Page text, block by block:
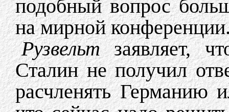
подобный вопрос
на мирной
Рузвельтзаявляет,
Сталин не получил
расчленять Германию